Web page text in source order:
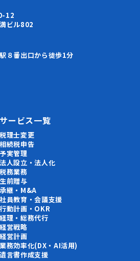
12
ビル802
８番出口から徒歩1分
サービス一覧
税理士変更
相続税申告
予実管理
法人設立・法人化
税務業務
生前贈与
承継・M&A
社員教育・会議支援
行動計画・OKR
経理・総務代行
経営戦略
経営計画
業務効率化(DX・AI活用)
遺言書作成支援